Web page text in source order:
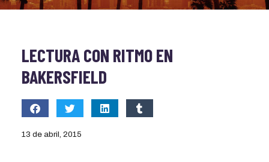
LECTURA CON RITMO EN
BAKERSFIELD
13 de abril, 2015